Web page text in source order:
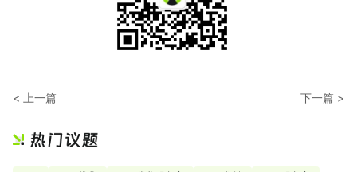
< 上一篇 下一篇 >